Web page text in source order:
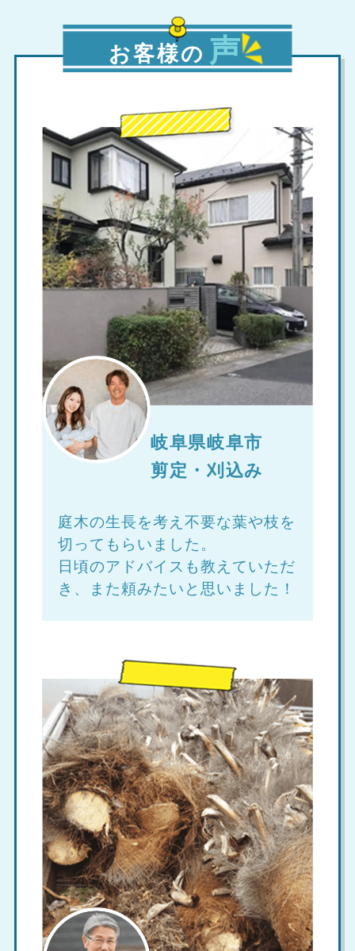
お客様の 声
岐阜県岐阜市
剪定・刈込み
庭木の生長を考え不要な葉や枝を
切ってもらいました。
日頃のアドバイスも教えていただ
き、また頼みたいと思いました！